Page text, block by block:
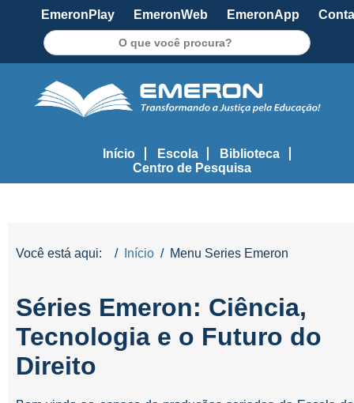
EmeronPlay EmeronWeb EmeronApp
Início Escola
Biblioteca
Centro de Pesquisa
Você está aqui: Início Menu Series Emeron
Séries Emeron: Ciência,
Tecnologia e o Futuro do
Direito